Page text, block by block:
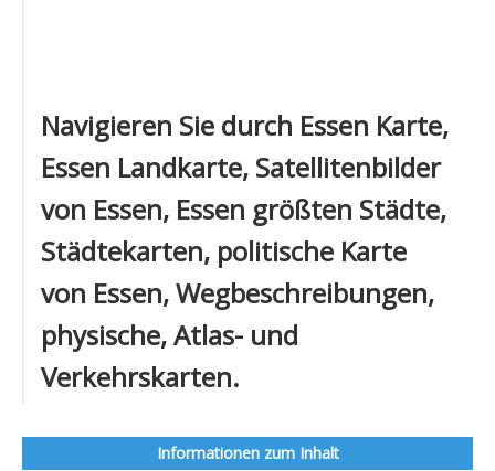
Navigieren Sie durch Essen Karte,
Essen Landkarte, Satellitenbilder
von Essen, Essen größten Städte,
Städtekarten, politische Karte
von Essen, Wegbeschreibungen,
physische, Atlas- und
Verkehrskarten.
Informationen zum Inhalt